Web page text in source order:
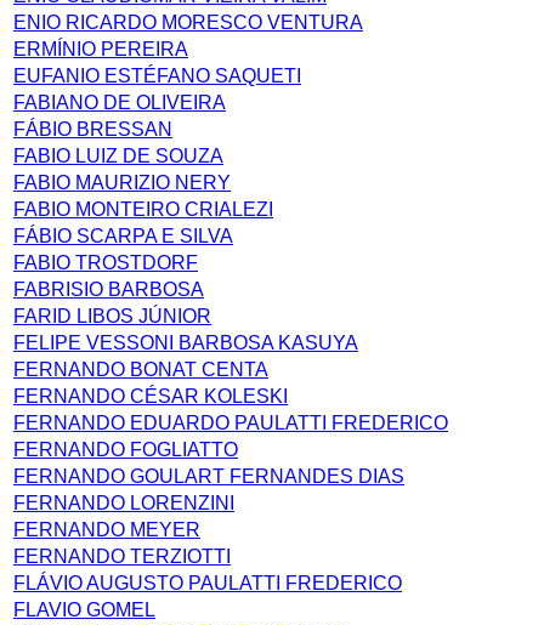
ENIO RICARDO MORESCO VENTURA
ERMÍNIO PEREIRA
EUFANIO ESTÉFANO SAQUETI
FABIANO DE OLIVEIRA
FÁBIO BRESSAN
FABIO LUIZ DE SOUZA
FABIO MAURIZIO NERY
FABIO MONTEIRO CRIALEZI
FÁBIO SCARPA E SILVA
FABIO TROSTDORF
FABRISIO BARBOSA
FARID LIBOS JÚNIOR
FELIPE VESSONI BARBOSA KASUYA
FERNANDO BONAT CENTA
FERNANDO CÉSAR KOLESKI
FERNANDO EDUARDO PAULATTI FREDERICO
FERNANDO FOGLIATTO
FERNANDO GOULART FERNANDES DIAS
FERNANDO LORENZINI
FERNANDO MEYER
FERNANDO TERZIOTTI
FLÁVIO AUGUSTO PAULATTI FREDERICO
FLAVIO GOMEL